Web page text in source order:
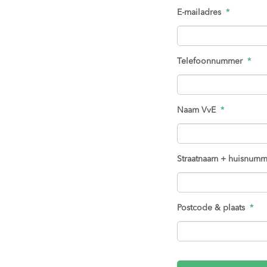
E-mailadres *
Telefoonnummer *
Naam VvE *
Straatnaam +
Postcode & plaats *